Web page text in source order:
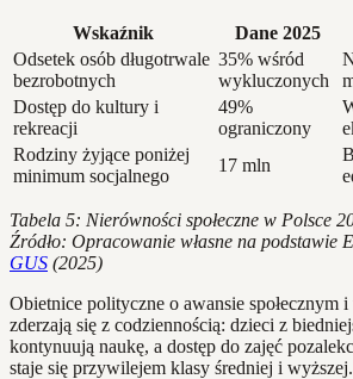
Wskaźnik Dane 2025
Odsetek osób długotrwale
bezrobotnych
35% wśród
wykluczonych
Dostęp do kultury i
rekreacji
49%
ograniczony
Rodziny żyjące poniżej
minimum socjalnego
17 mln
Tabela 5: Nierówności społeczne w Polsce
Źródło: Opracowanie własne na podstawie
GUS (2025)
Obietnice polityczne o awansie społecznym
zderzają się z codziennością: dzieci z
kontynuują naukę, a dostęp do zajęć
staje się przywilejem klasy średniej i wyższej.